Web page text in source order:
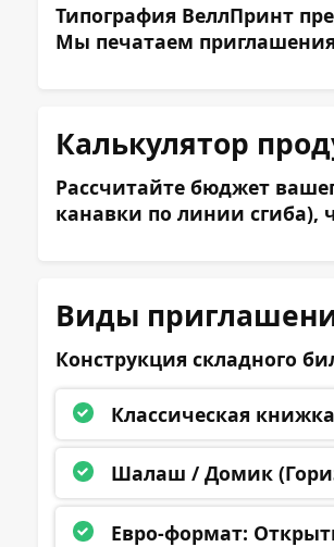
Типография ВеллПринт
Мы печатаем
Калькулятор
Рассчитайте бюджет
канавки по линии сгиба),
Виды
Конструкция складного
Классическая
Шалаш / Домик
Евро-формат: